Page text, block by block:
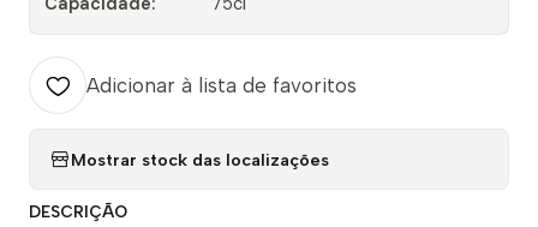
Adicionar à lista de favoritos
Mostrar stock das localizações
DESCRIÇÃO